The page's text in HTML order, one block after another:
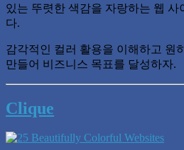
있는 뚜렷한 색감을 자랑하는 웹 사
다.
감각적인 컬러 활용을 이해하고 원
만들어 비즈니스 목표를 달성하자.
Clique